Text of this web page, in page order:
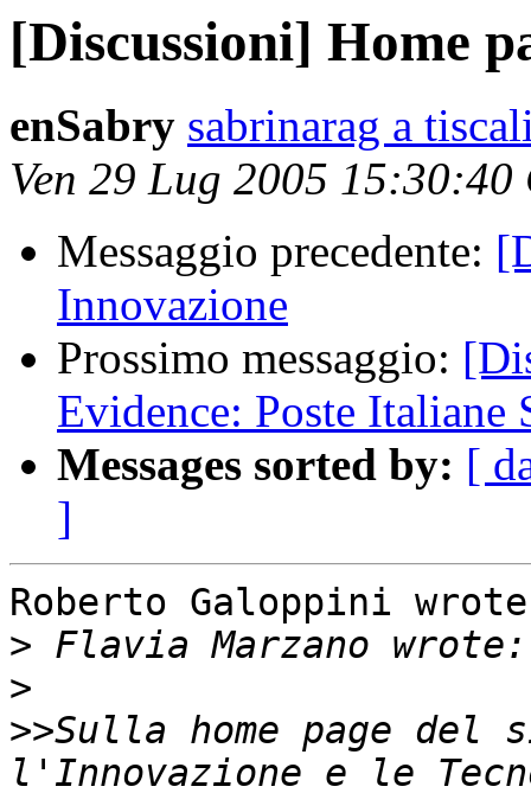
[Discussioni] Home
enSabry sabrinarag a
Ven 29 Lug 2005 15:30:40
Messaggio precedente:
Innovazione
Prossimo messaggio:
Evidence: Poste Italiane
Messages sorted by: [
]
Roberto Galoppini
>
>
>>Sulla home page